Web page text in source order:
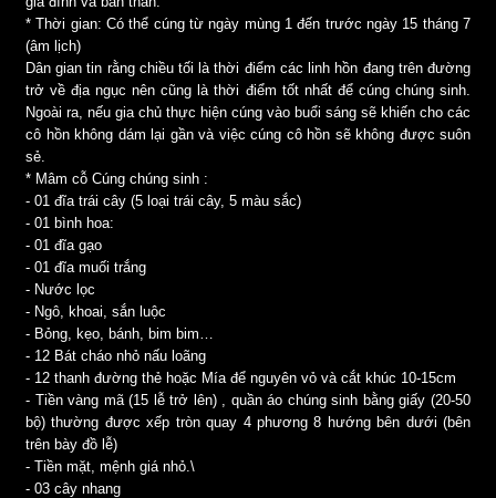
* Thời gian: Có thể cúng từ ngày mùng 1 đến trước ngày 15 tháng 7
(âm lịch)
Dân gian tin rằng chiều tối là thời điểm các linh hồn đang trên đường
trở về địa ngục nên cũng là thời điểm tốt nhất để cúng chúng sinh.
Ngoài ra, nếu gia chủ thực hiện cúng vào buổi sáng sẽ khiến cho các
cô hồn không dám lại gần và việc cúng cô hồn sẽ không được suôn
sẻ.
* Mâm cỗ Cúng chúng sinh :
- 01 đĩa trái cây (5 loại trái cây, 5 màu sắc)
- 01 bình hoa:
- 01 đĩa gạo
- 01 đĩa muối trắng
- Nước lọc
- Ngô, khoai, sắn luộc
- Bỏng, kẹo, bánh, bim bim…
- 12 Bát cháo nhỏ nấu loãng
- 12 thanh đường thẻ hoặc Mía để nguyên vỏ và cắt khúc 10-15cm
- Tiền vàng mã (15 lễ trở lên) , quần áo chúng sinh bằng giấy (20-50
bộ) thường được xếp tròn quay 4 phương 8 hướng bên dưới (bên
trên bày đồ lễ)
- Tiền mặt, mệnh giá nhỏ.\
- 03 cây nhang